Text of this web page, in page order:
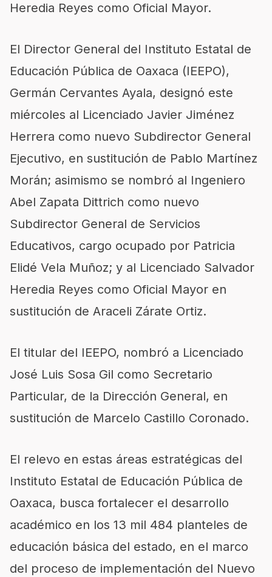
Heredia Reyes como Oficial Mayor.
El Director General del Instituto Estatal de
Educación Pública de Oaxaca (IEEPO),
Germán Cervantes Ayala, designó este
miércoles al Licenciado Javier Jiménez
Herrera como nuevo Subdirector General
Ejecutivo, en sustitución de Pablo Martínez
Morán; asimismo se nombró al Ingeniero
Abel Zapata Dittrich como nuevo
Subdirector General de Servicios
Educativos, cargo ocupado por Patricia
Elidé Vela Muñoz; y al Licenciado Salvador
Heredia Reyes como Oficial Mayor en
sustitución de Araceli Zárate Ortiz.
El titular del IEEPO, nombró a Licenciado
José Luis Sosa Gil como Secretario
Particular, de la Dirección General, en
sustitución de Marcelo Castillo Coronado.
El relevo en estas áreas estratégicas del
Instituto Estatal de Educación Pública de
Oaxaca, busca fortalecer el desarrollo
académico en los 13 mil 484 planteles de
educación básica del estado, en el marco
del proceso de implementación del Nuevo